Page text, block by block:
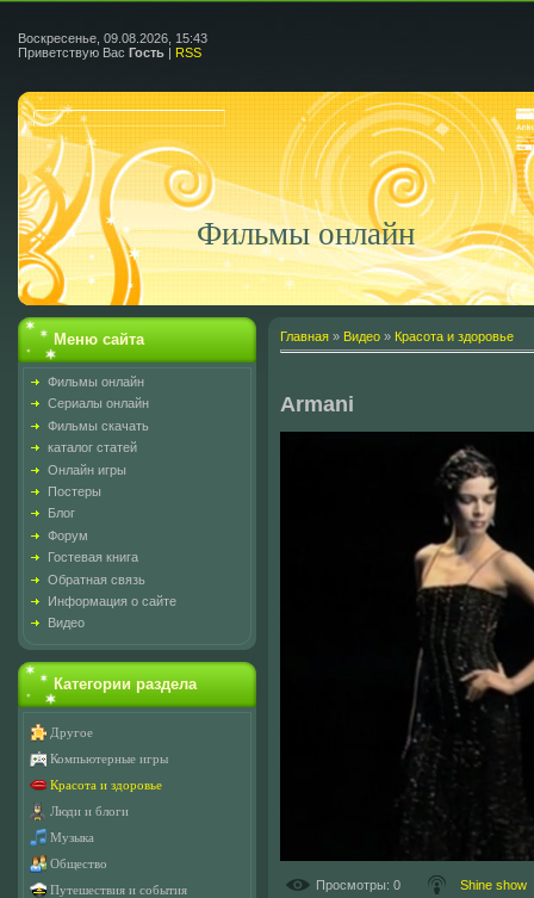
Воскресенье, 09.08.2026, 15:43
Приветствую Вас Гость | RSS
Фильмы онлайн
Меню сайта
Фильмы онлайн
Сериалы онлайн
Фильмы скачать
каталог статей
Онлайн игры
Постеры
Блог
Форум
Гостевая книга
Обратная связь
Информация о сайте
Видео
Категории раздела
Другое
Компьютерные игры
Красота и здоровье
Люди и блоги
Музыка
Общество
Путешествия и события
Главная » Видео » Красота и здоровье
Armani
Просмотры: 0 Shine show